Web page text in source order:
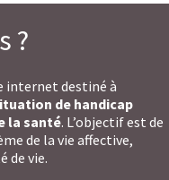
?
internet destiné à
de handicap
la santé. L’objectif est de
de la vie affective,
de vie.